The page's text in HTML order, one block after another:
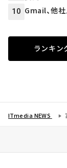
10 Gmail、他
ランキン
ITmedia NEWS